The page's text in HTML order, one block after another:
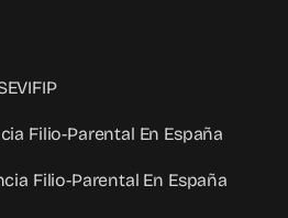
Filio-Parental En España
Filio-Parental En España